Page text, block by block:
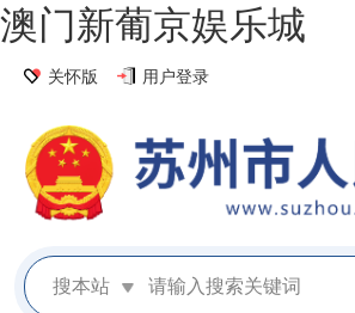
澳门新葡京娱乐城
关怀版 用户登录
搜本站